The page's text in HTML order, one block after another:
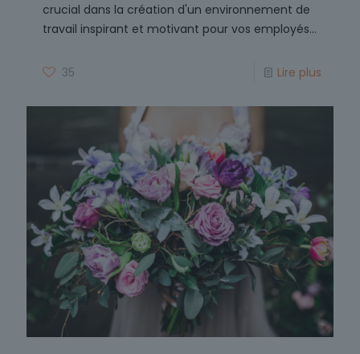
crucial dans la création d'un environnement de
travail inspirant et motivant pour vos employés...
35 Lire plus